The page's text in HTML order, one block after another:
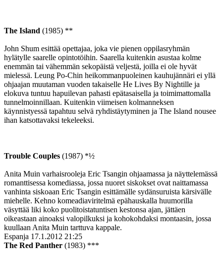
The Island (1985) **
John Shum esittää opettajaa, joka vie pienen oppilasryhmän
hylätylle saarelle opintotöihin. Saarella kuitenkin asustaa kolme
enemmän tai vähemmän sekopäistä veljestä, joilla ei ole hyvät
mielessä. Leung Po-Chin heikommanpuoleinen kauhujännäri ei yllä
ohjaajan muutaman vuoden takaiselle He Lives By Nightille ja
elokuva tuntuu hapuilevan pahasti epätasaisella ja toimimattomalla
tunnelmoinnillaan. Kuitenkin viimeisen kolmanneksen
käynnistyessä tapahtuu selvä ryhdistäytyminen ja The Island nousee
ihan katsottavaksi tekeleeksi.
Trouble Couples (1987) *½
Anita Muin varhaisrooleja Eric Tsangin ohjaamassa ja näyttelemässä
romanttisessa komediassa, jossa nuoret siskokset ovat naittamassa
vanhinta siskoaan Eric Tsangin esittämälle sydänsuruista kärsivälle
miehelle. Kehno komeadiaviritelmä epähauskalla huumorilla
väsyttää liki koko puolitoistatuntisen kestonsa ajan, jättäen
oikeastaan ainoaksi valopilkuksi ja kohokohdaksi montaasin, jossa
kuullaan Anita Muin tarttuva kappale.
Espanja 17.1.2012 21:25
The Red Panther (1983) ***